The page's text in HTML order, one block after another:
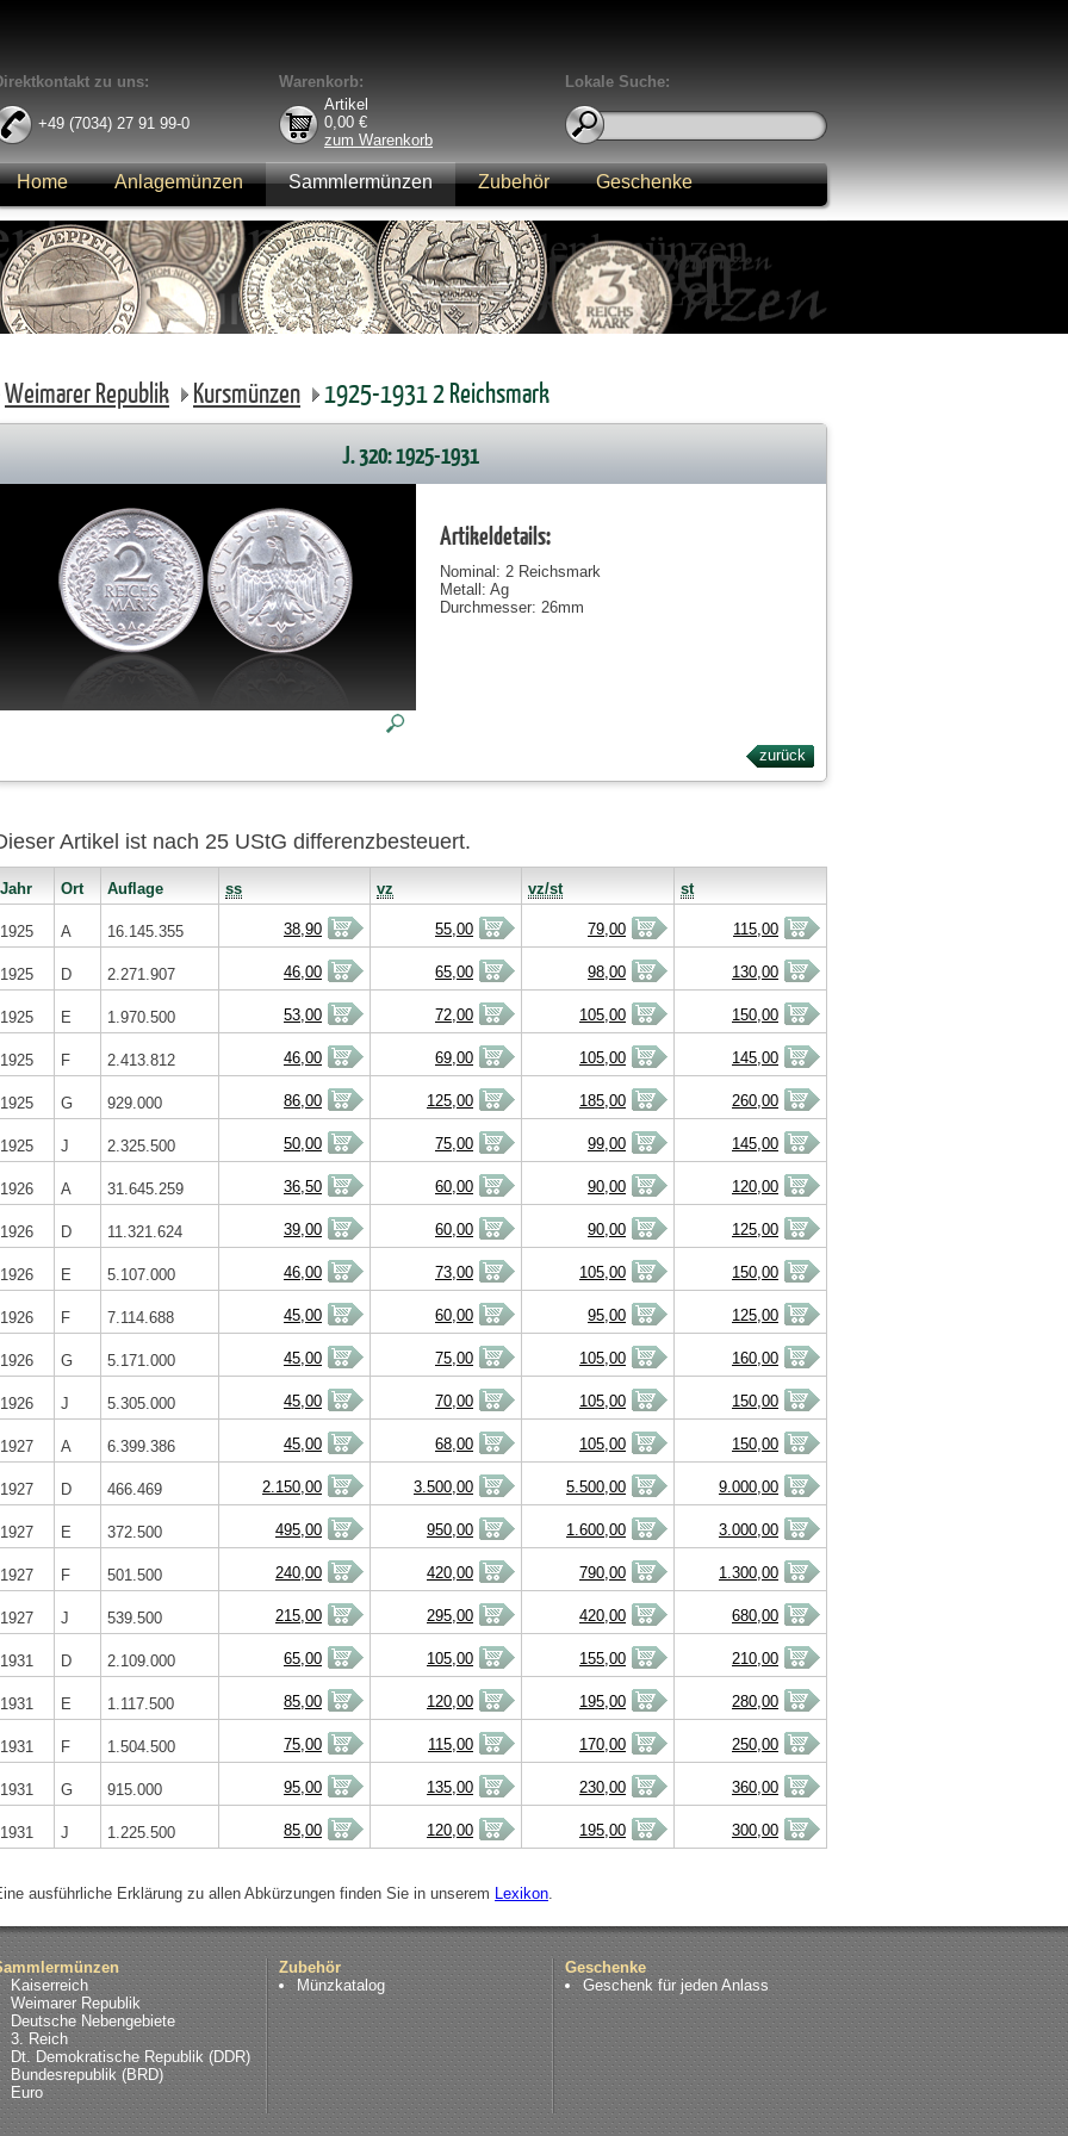
zu uns:
+49 (7034) 27 91 99-0
Warenkorb:
Artikel
0,00 €
zum Warenkorb
Lokale Suche:
Home Anlagemünzen Sammlermünzen Zubehör Geschenke
Anmelden
Weimarer Republik Kursmünzen 1925-1931 2 Reichsmark
J. 320: 1925-1931
Artikeldetails:
Nominal: 2 Reichsmark
Metall: Ag
Durchmesser: 26mm
zurück
Artikel ist nach 25 UStG differenzbesteuert.
Jahr Ort Auflage ss vz vz/st st
1925 A 16.145.355 38,90 55,00 79,00 115,00
1925 D 2.271.907 46,00 65,00 98,00 130,00
1925 E 1.970.500 53,00 72,00 105,00 150,00
1925 F 2.413.812 46,00 69,00 105,00 145,00
1925 G 929.000 86,00 125,00 185,00 260,00
1925 J 2.325.500 50,00 75,00 99,00 145,00
1926 A 31.645.259 36,50 60,00 90,00 120,00
1926 D 11.321.624 39,00 60,00 90,00 125,00
1926 E 5.107.000 46,00 73,00 105,00 150,00
1926 F 7.114.688 45,00 60,00 95,00 125,00
1926 G 5.171.000 45,00 75,00 105,00 160,00
1926 J 5.305.000 45,00 70,00 105,00 150,00
1927 A 6.399.386 45,00 68,00 105,00 150,00
1927 D 466.469 2.150,00 3.500,00 5.500,00 9.000,00
1927 E 372.500 495,00 950,00 1.600,00 3.000,00
1927 F 501.500 240,00 420,00 790,00 1.300,00
1927 J 539.500 215,00 295,00 420,00 680,00
1931 D 2.109.000 65,00 105,00 155,00 210,00
1931 E 1.117.500 85,00 120,00 195,00 280,00
1931 F 1.504.500 75,00 115,00 170,00 250,00
1931 G 915.000 95,00 135,00 230,00 360,00
1931 J 1.225.500 85,00 120,00 195,00 300,00
ausführliche Erklärung zu allen Abkürzungen finden Sie in unserem Lexikon.
Kaiserreich
Weimarer Republik
Deutsche Nebengebiete
3. Reich
Dt. Demokratische Republik (DDR)
Bundesrepublik (BRD)
Euro
Zubehör
Münzkatalog
Geschenke
Geschenk für jeden Anlass